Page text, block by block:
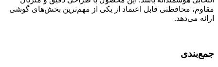
مقاوم، محافظتی قابل اعتماد از یکی از مهم‌ترین بخش‌های گوشی
ارائه می‌دهد.
جمع‌بندی